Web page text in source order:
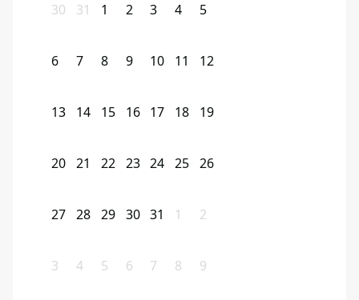
30 31 1 2 3 4 5
6 7 8 9 10 11 12
13 14 15 16 17 18 19
20 21 22 23 24 25 26
27 28 29 30 31 1 2
3 4 5 6 7 8 9